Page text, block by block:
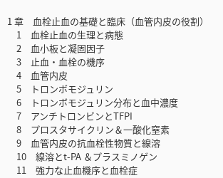
1 章 血栓止血の基礎と臨床（血管内皮の役割）
1 血栓止血の生理と病態
2 血小板と凝固因子
3 止血・血栓の機序
4 血管内皮
5 トロンボモジュリン
6 トロンボモジュリン分布と血中濃度
7 アンチトロンビンとTFPI
8 プロスタサイクリン＆一酸化窒素
9 血管内皮の抗血栓性物質と線溶
10 線溶とt-PA ＆プラスミノゲン
11 強力な止血機序と血栓症